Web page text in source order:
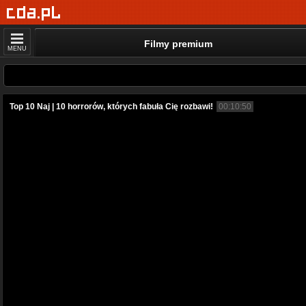
MENU Filmy premium
Top 10 Naj | 10 horrorów, których fabuła Cię rozbawi! 00:10:50